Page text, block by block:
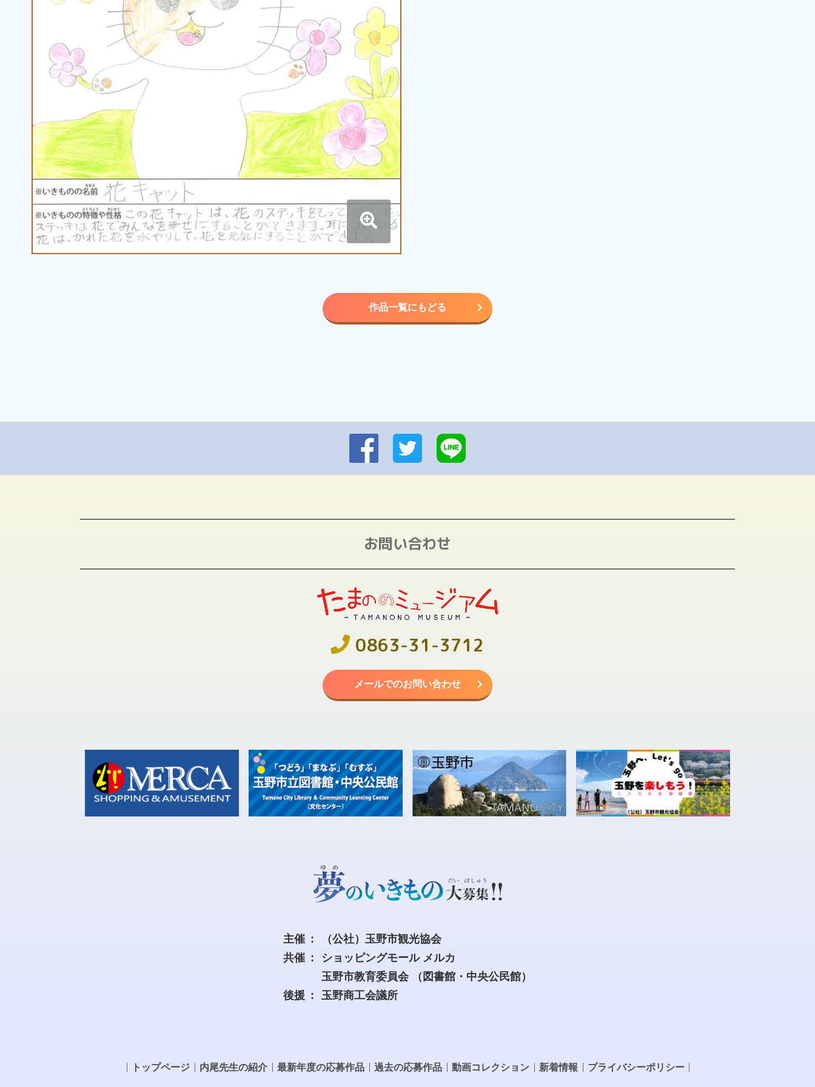
作品一覧にもどる
お問い合わせ
0863-31-3712
メールでのお問い合わせ
主催
（公社）玉野市観光協会
共催
ショッピングモール メルカ
玉野市教育委員会
（図書館・中央公民館）
後援
玉野商工会議所
トップページ 内尾先生の紹介 最新年度の応募作品 過去の応募作品 動画コレクション 新着情報 プライバシーポリシー